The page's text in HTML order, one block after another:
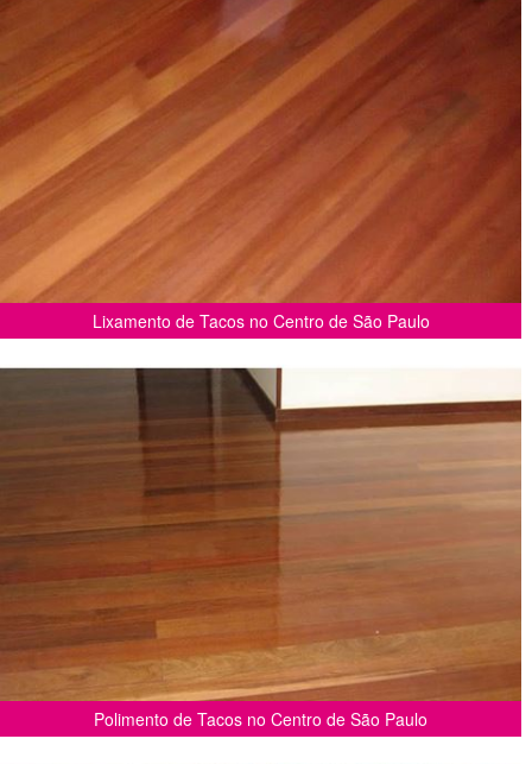
Lixamento de Tacos no Centro de São Paulo
Polimento de Tacos no Centro de São Paulo